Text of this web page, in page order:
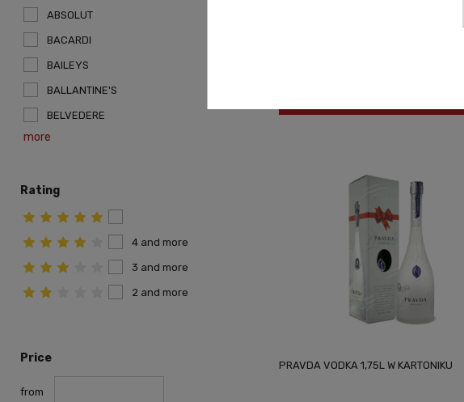
ABSOLUT
BACARDI
BAILEYS
BALLANTINE'S
BELVEDERE
more
Rating
4 and more
3 and more
2 and more
Price
from
PRAVDA VODKA 1,75L W KARTONIKU